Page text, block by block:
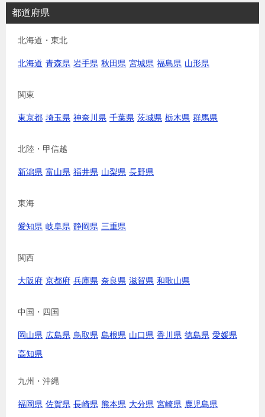
都道府県
北海道・東北
北海道 青森県 岩手県 秋田県 宮城県 福島県 山形県
関東
東京都 埼玉県 神奈川県 千葉県 茨城県 栃木県 群馬県
北陸・甲信越
新潟県 富山県 福井県 山梨県 長野県
東海
愛知県 岐阜県 静岡県 三重県
関西
大阪府 京都府 兵庫県 奈良県 滋賀県 和歌山県
中国・四国
岡山県 広島県 鳥取県 島根県 山口県 香川県 徳島県 愛媛県
高知県
九州・沖縄
福岡県 佐賀県 長崎県 熊本県 大分県 宮崎県 鹿児島県